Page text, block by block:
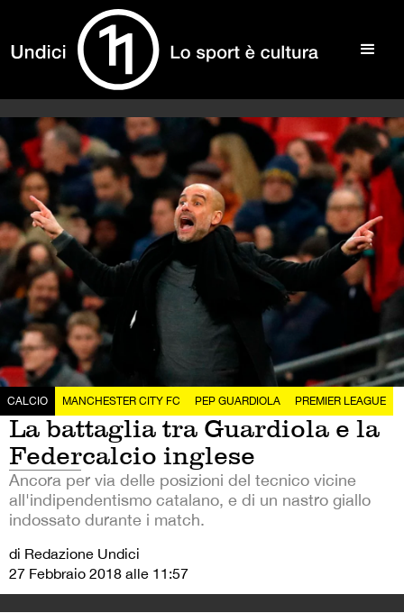
CALCIO MANCHESTER CITY FC PEP GUARDIOLA PREMIER LEAGUE
La battaglia tra Guardiola e la
Federcalcio inglese
Ancora per via delle posizioni del tecnico vicine
all'indipendentismo catalano, e di un nastro giallo
indossato durante i match.
di Redazione Undici
27 Febbraio 2018 alle 11:57